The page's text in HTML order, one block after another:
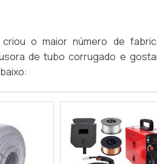
o maior número de
de tubo corrugado e